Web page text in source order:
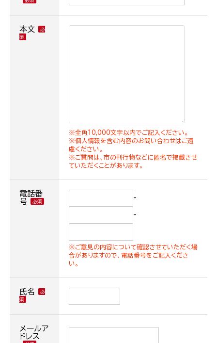
本文
※全角10,000文字以内でご記入ください。
※個人情報を含む内容のお問い合わせはご遠
慮ください。
※ご質問は、市の刊行物などに匿名で掲載させ
ていただくことがあります。
電話番
号
-
-
※ご意見の内容について確認させていただく場
合がありますので、電話番号をご記入くださ
い。
氏名
メールア
ドレス